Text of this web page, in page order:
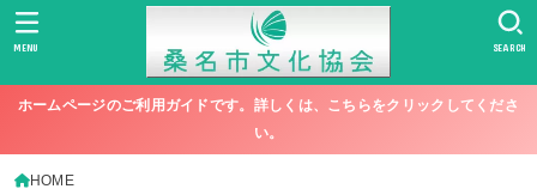
SEARCH
MENU
ホームページのご利用ガイドです。詳しくは、こちらをクリックしてくださ
い。
HOME